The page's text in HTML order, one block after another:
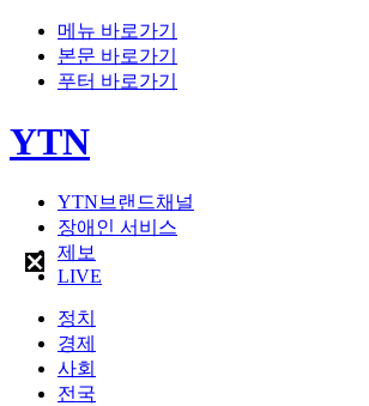
메뉴 바로가기
본문 바로가기
푸터 바로가기
YTN
YTN브랜드채널
장애인 서비스
제보
LIVE
정치
경제
사회
전국